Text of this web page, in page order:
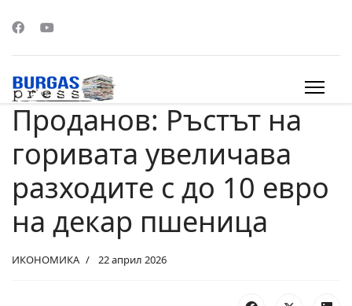
Проданов: Ръстът на
горивата увеличава
разходите с до 10 евро
на декар пшеница
ИКОНОМИКА 22 април 2026